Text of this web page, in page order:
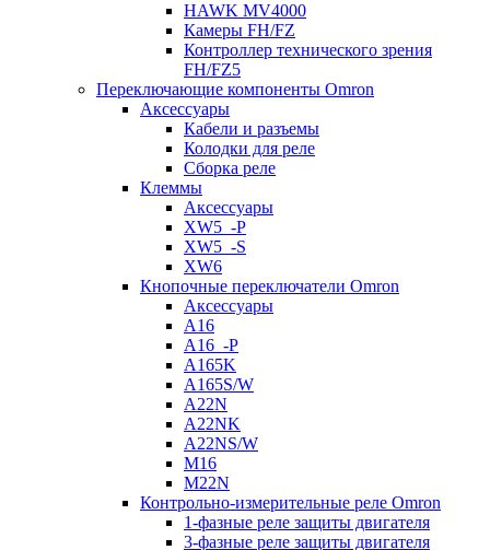
HAWK MV4000
Камеры FH/FZ
Контроллер технического зрения
FH/FZ5
Переключающие компоненты Omron
Аксессуары
Кабели и разъемы
Колодки для реле
Сборка реле
Клеммы
Аксессуары
XW5_-P
XW5_-S
XW6
Кнопочные переключатели Omron
Аксессуары
A16
A16_-P
A165K
A165S/W
A22N
A22NK
A22NS/W
M16
M22N
Контрольно-измерительные реле Omron
1-фазные реле защиты двигателя
3-фазные реле защиты двигателя